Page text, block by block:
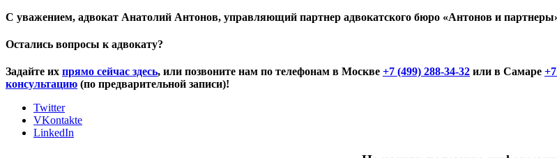
С уважением, адвокат Анатолий Антонов, управляющий партнер адвокатского бюро «Антонов и
Остались вопросы к адвокату?
Задайте их прямо сейчас здесь, или позвоните нам по телефонам в Москве +7 (499) 288-34-32 или в Самаре
консультацию (по предварительной записи)!
Twitter
VKontakte
LinkedIn